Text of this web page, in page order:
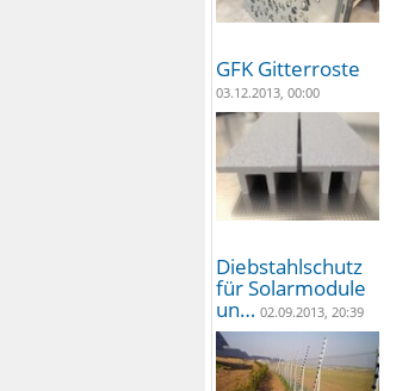
GFK Gitterroste
03.12.2013, 00:00
Diebstahlschutz
für Solarmodule
un… 02.09.2013, 20:39